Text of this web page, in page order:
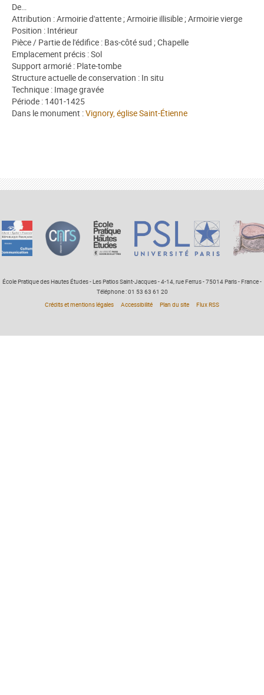
De…
Attribution : Armoirie d'attente ; Armoirie illisible ; Armoirie vierge
Position : Intérieur
Pièce / Partie de l'édifice : Bas-côté sud ; Chapelle
Emplacement précis : Sol
Support armorié : Plate-tombe
Structure actuelle de conservation : In situ
Technique : Image gravée
Période : 1401-1425
Dans le monument :Vignory, église Saint-Étienne
École Pratique des Hautes Études - Les Patios Saint-Jacques - 4-14, rue Ferrus - 75014 Paris - France -
Téléphone : 01 53 63 61 20
Crédits et mentions légales
Accessibilité Plan du site Flux RSS